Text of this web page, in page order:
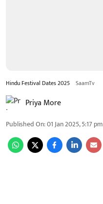
Hindu Festival Dates 2025 SaamTv
Priya More
Published On:01 Jan 2025, 5:17 pm